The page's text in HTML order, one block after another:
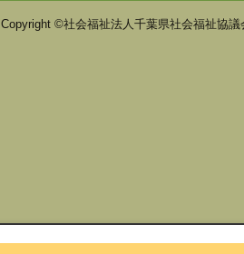
Copyright ©社会福祉法人千葉県社会福祉協